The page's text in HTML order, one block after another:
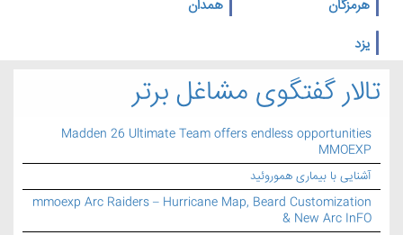
هرمزگان
همدان
یزد
تالار گفتگوی مشاغل برتر
Madden 26 Ultimate Team offers endless opportunities
MMOEXP
آشنایی با بیماری هموروئید
mmoexp Arc Raiders – Hurricane Map, Beard Customization
& New Arc InFO